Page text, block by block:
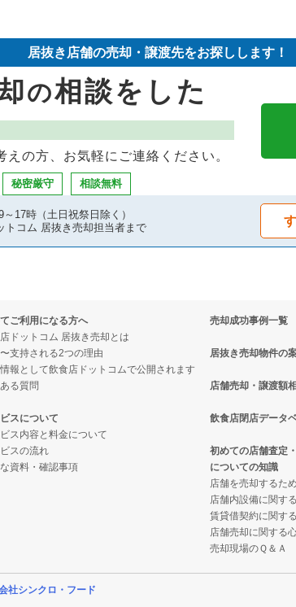
居抜き店舗の売却・譲渡先をお探しします！
の相談をした
えの方、お気軽にご連絡ください。
秘密厳守 相談無料
17時（土日祝祭日除く）
コム 居抜き売却担当者まで
ご利用になる方へ
ドットコム 居抜き売却とは
支持される2つの理由
報として飲食店ドットコムで公開されます
る質問
スについて
ス内容と料金について
スの流れ
資料・確認事項
売却成功事例一覧
居抜き売却物件の
店舗売却・譲渡額
飲食店閉店データ
初めての店舗査定
についての知識
店舗を売却するた
店舗内設備に関す
賃貸借契約に関す
店舗売却に関する
売却現場のＱ＆Ａ
社シンクロ・フード